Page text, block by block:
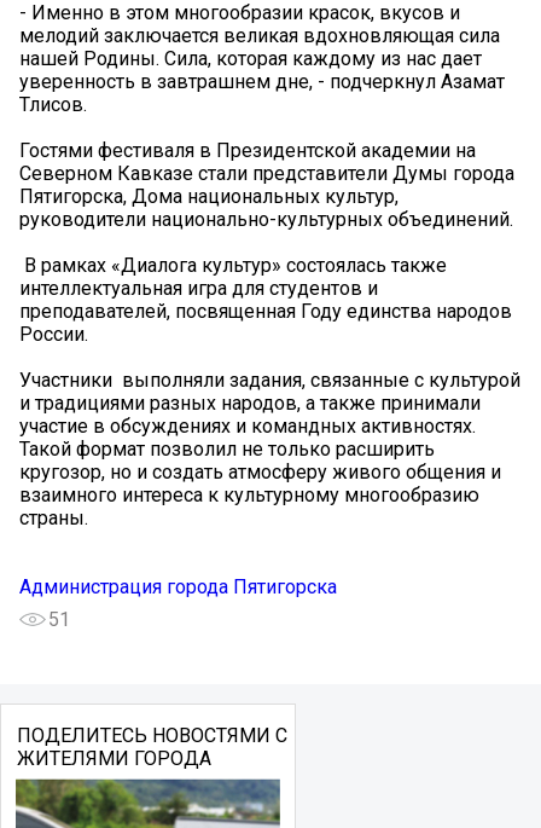
- Именно в этом многообразии красок, вкусов и
мелодий заключается великая вдохновляющая сила
нашей Родины. Сила, которая каждому из нас дает
уверенность в завтрашнем дне, - подчеркнул Азамат
Тлисов.
Гостями фестиваля в Президентской академии на
Северном Кавказе стали представители Думы города
Пятигорска, Дома национальных культур,
руководители национально-культурных объединений.
В рамках «Диалога культур» состоялась также
интеллектуальная игра для студентов и
преподавателей, посвященная Году единства народов
России.
Участники выполняли задания, связанные с культурой
и традициями разных народов, а также принимали
участие в обсуждениях и командных активностях.
Такой формат позволил не только расширить
кругозор, но и создать атмосферу живого общения и
взаимного интереса к культурному многообразию
страны.
Администрация города Пятигорска
51
ПОДЕЛИТЕСЬ НОВОСТЯМИ С
ЖИТЕЛЯМИ ГОРОДА